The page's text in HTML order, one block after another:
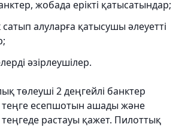
жобада ерікті қатысатындар;
алуларға қатысушы әлеуетті
әзірлеушілер.
төлеуші 2 деңгейлі банктер
есепшотын ашады және
растауы қажет. Пилоттық